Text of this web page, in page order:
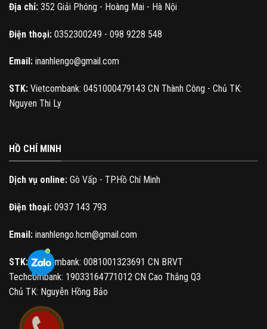
Địa chỉ: 352 Giải Phóng - Hoàng Mai - Hà Nội
Điện thoại: 0352300249 - 098 9228 548
Email: inanhlengo@gmail.com
STK: Vietcombank: 0451000479143 CN Thành Công - Chủ TK:
Nguyen Thi Ly
HỒ CHÍ MINH
Dịch vụ online: Gò Vấp - TP.Hồ Chí Minh
Điện thoại: 0937 143 793
Email: inanhlengo.hcm@gmail.com
STK:Vietcombank: 0081001323691 CN BRVT
Techcombank: 19033164771012 CN Cao Thắng Q3
Chủ TK: Nguyễn Hồng Bảo